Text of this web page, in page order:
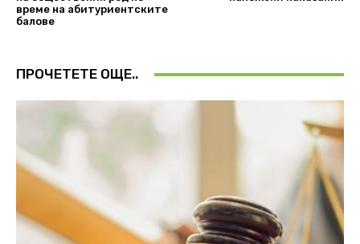
време на абитуриентските
балове
ПРОЧЕТЕТЕ ОЩЕ..